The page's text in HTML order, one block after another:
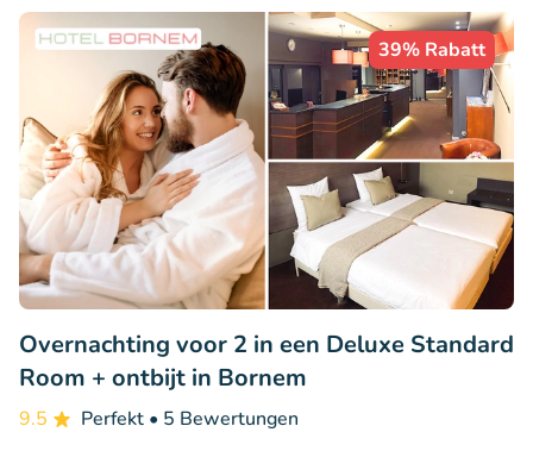
39% Rabatt
Overnachting voor 2 in een Deluxe Standard
Room + ontbijt in Bornem
9.5 Perfekt • 5 Bewertungen